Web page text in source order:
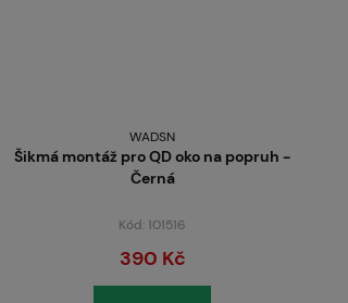
WADSN
Šikmá montáž pro QD oko na popruh -
Černá
Kód: 101516
390 Kč